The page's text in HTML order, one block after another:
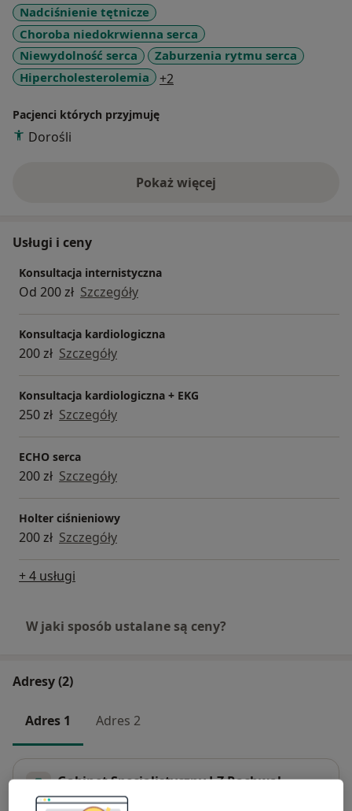
Nadciśnienie tętnicze
Choroba niedokrwienna serca
Niewydolność serca
Zaburzenia rytmu serca
Hipercholesterolemia
+2
Pacjenci których przyjmuję
Dorośli
Pokaż więcejo doświadczeniu
Usługi i ceny
Konsultacja internistyczna
Od 200 zł Szczegóły
Konsultacja kardiologiczna
200 zł Szczegóły
Konsultacja kardiologiczna + EKG
250 zł Szczegóły
ECHO serca
200 zł Szczegóły
Holter ciśnieniowy
200 zł Szczegóły
+ 4 usługi
W jaki sposób ustalane są ceny?
Adresy (2)
Adres 1 Adres 2
Gabinet Specjalistyczny J.Z Rachwał
Kordiana 60/86,